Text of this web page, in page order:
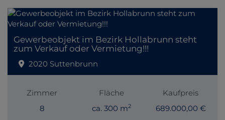
Gewerbeobjekt im Bezirk Hollabrunn steht
zum Verkauf oder Vermietung!!!
2020 Suttenbrunn
Zimmer
8
Fläche
ca. 300 m2
Kaufpreis
689.000,00 €